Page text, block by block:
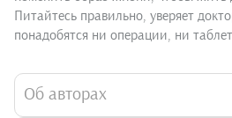
Питайтесь правильно, уверяет
понадобятся ни операции, ни
Об авторах